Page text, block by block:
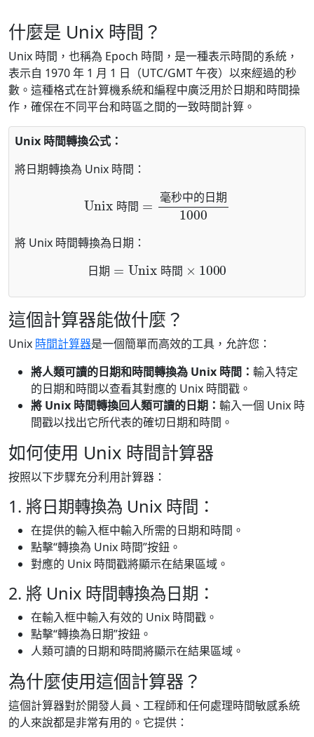
什麼是 Unix 時間？
Unix 時間，也稱為 Epoch 時間，是一種表示時間的系統，
表示自 1970 年 1 月 1 日（UTC/GMT 午夜）以來經過的秒
數。這種格式在計算機系統和編程中廣泛用於日期和時間操
作，確保在不同平台和時區之間的一致時間計算。
Unix 時間轉換公式：
將日期轉換為 Unix 時間：
時 間
毫秒 的 日 期
毫秒中的日期1000
將 Unix 時間轉換為日期：
日 期 時 間
日期 Unix 時間 ×1000
這個計算器能做什麼？
Unix 時間計算器是一個簡單而高效的工具，允許您：
將人類可讀的日期和時間轉換為 Unix 時間： 輸入特定
的日期和時間以查看其對應的 Unix 時間戳。
將 Unix 時間轉換回人類可讀的日期： 輸入一個 Unix 時
間戳以找出它所代表的確切日期和時間。
如何使用 Unix 時間計算器
按照以下步驟充分利用計算器：
1. 將日期轉換為 Unix 時間：
在提供的輸入框中輸入所需的日期和時間。
點擊“轉換為 Unix 時間”按鈕。
對應的 Unix 時間戳將顯示在結果區域。
2. 將 Unix 時間轉換為日期：
在輸入框中輸入有效的 Unix 時間戳。
點擊“轉換為日期”按鈕。
人類可讀的日期和時間將顯示在結果區域。
為什麼使用這個計算器？
這個計算器對於開發人員、工程師和任何處理時間敏感系統
的人來說都是非常有用的。它提供：